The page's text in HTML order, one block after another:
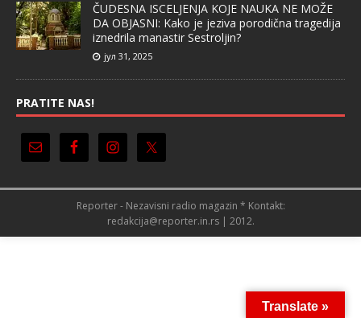
ČUDESNA ISCELJENJA KOJE NAUKA NE MOŽE
DA OBJASNI: Kako je jeziva porodična tragedija
iznedrila manastir Sestroljin?
јул 31, 2025
PRATITE NAS!
Reporter - Nezavisni radio magazin * Kontakt:
redakcija@reporter.in.rs | 2012.
Translate »